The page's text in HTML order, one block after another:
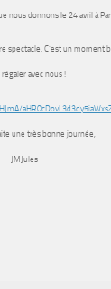
nous donnons le 24 avril à
C’est un moment
régaler avec nous !
une très bonne journée,
JMJules